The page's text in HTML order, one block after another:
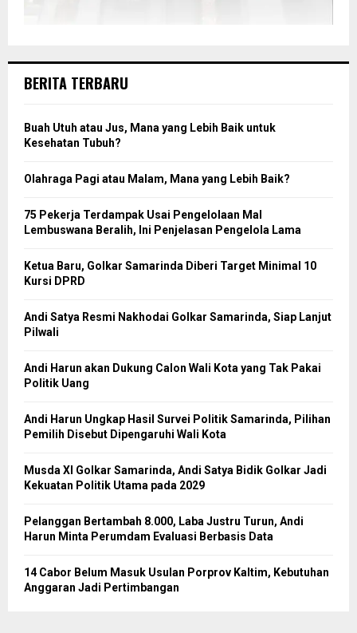
BERITA TERBARU
Buah Utuh atau Jus, Mana yang Lebih Baik untuk
Kesehatan Tubuh?
Olahraga Pagi atau Malam, Mana yang Lebih Baik?
75 Pekerja Terdampak Usai Pengelolaan Mal
Lembuswana Beralih, Ini Penjelasan Pengelola Lama
Ketua Baru, Golkar Samarinda Diberi Target Minimal 10
Kursi DPRD
Andi Satya Resmi Nakhodai Golkar Samarinda, Siap Lanjut
Pilwali
Andi Harun akan Dukung Calon Wali Kota yang Tak Pakai
Politik Uang
Andi Harun Ungkap Hasil Survei Politik Samarinda, Pilihan
Pemilih Disebut Dipengaruhi Wali Kota
Musda XI Golkar Samarinda, Andi Satya Bidik Golkar Jadi
Kekuatan Politik Utama pada 2029
Pelanggan Bertambah 8.000, Laba Justru Turun, Andi
Harun Minta Perumdam Evaluasi Berbasis Data
14 Cabor Belum Masuk Usulan Porprov Kaltim, Kebutuhan
Anggaran Jadi Pertimbangan